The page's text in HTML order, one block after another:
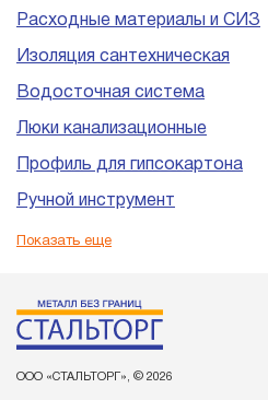
Расходные материалы и СИЗ
Изоляция сантехническая
Водосточная система
Люки канализационные
Профиль для гипсокартона
Ручной инструмент
Пластиковые трубы и фитинги
Показать еще
ООО «СТАЛЬТОРГ», © 2026